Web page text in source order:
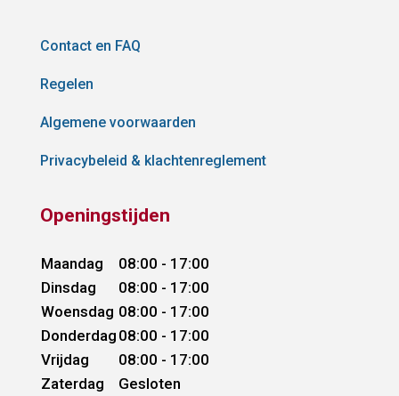
Contact en FAQ
Regelen
Algemene voorwaarden
Privacybeleid & klachtenreglement
Openingstijden
Maandag
08:00 - 17:00
Dinsdag
08:00 - 17:00
Woensdag 08:00 - 17:00
Donderdag 08:00 - 17:00
Vrijdag
08:00 - 17:00
Zaterdag
Gesloten